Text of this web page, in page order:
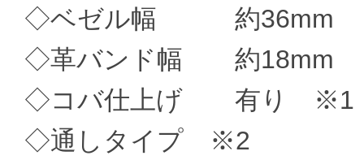
◇ベゼル幅 約36mm
◇革バンド幅 約18mm
◇コバ仕上げ 有り ※1
◇通しタイプ ※2